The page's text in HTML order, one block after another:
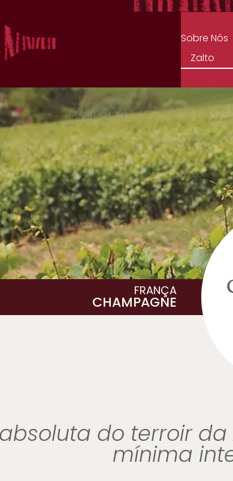
Sobre Nós
Zalto
FRANÇA
CHAMPAGNE
do terroir
mínima